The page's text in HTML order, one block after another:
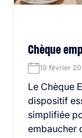
Chèque
10 février
Le Chèque
dispositif
simplifiée
embaucher